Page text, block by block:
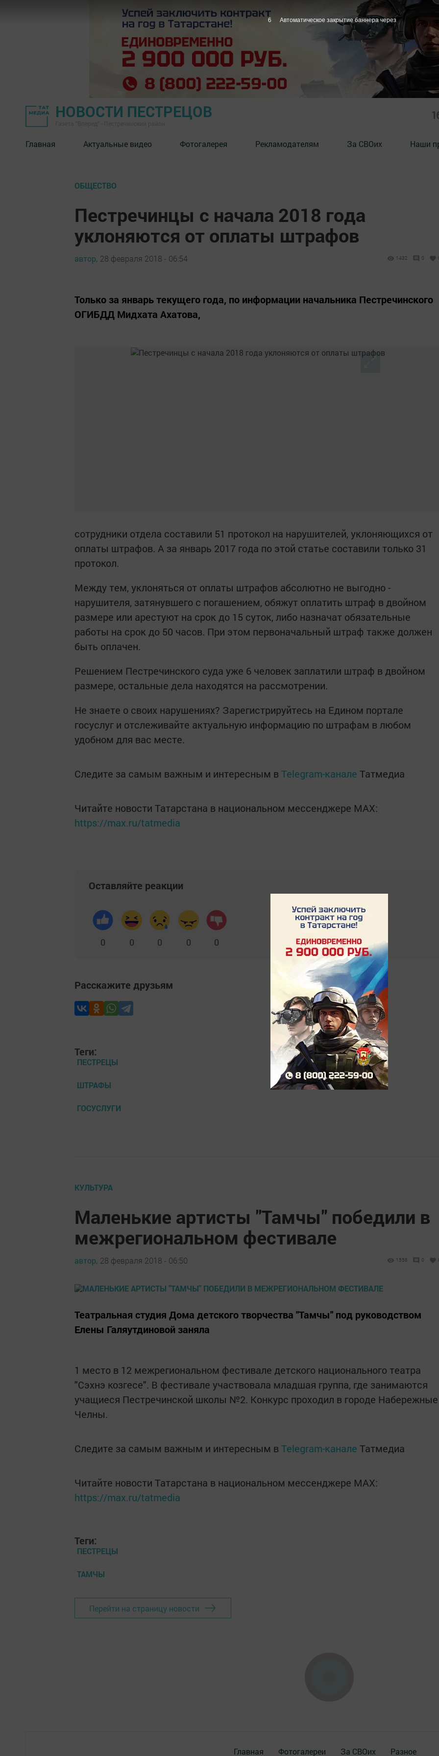
НОВОСТИ ПЕСТРЕЦОВ
Главная Актуальные видео Фотогалерея Рекламодателям За СВОих Наши
ОБЩЕСТВО
Пестречинцы с начала 2018 года
уклоняются от оплаты штрафов
автор, 28 февраля 2018 - 06:54 1432 0
Только за январь текущего года, по информации начальника Пестречинского
ОГИБДД Мидхата Ахатова,
сотрудники отдела составили 51 протокол на нарушителей, уклоняющихся от
оплаты штрафов. А за январь 2017 года по этой статье составили только 31
протокол.
Между тем, уклоняться от оплаты штрафов абсолютно не выгодно -
нарушителя, затянувшего с погашением, обяжут оплатить штраф в двойном
размере или арестуют на срок до 15 суток, либо назначат обязательные
работы на срок до 50 часов. При этом первоначальный штраф также должен
быть оплачен.
Решением Пестречинского суда уже 6 человек заплатили штраф в двойном
размере, остальные дела находятся на рассмотрении.
Не знаете о своих нарушениях? Зарегистрируйтесь на Едином портале
госуслуг и отслеживайте актуальную информацию по штрафам в любом
удобном для вас месте.
Следите за самым важным и интересным в Telegram-канале Татмедиа
Читайте новости Татарстана в национальном мессенджере MАХ:
https://max.ru/tatmedia
Оставляйте реакции
0 0 0 0 0
Расскажите друзьям
Теги:
ПЕСТРЕЦЫ
ШТРАФЫ
ГОСУСЛУГИ
КУЛЬТУРА
Маленькие артисты "Тамчы" победили в
межрегиональном фестивале
автор, 28 февраля 2018 - 06:50 1558 0
Театральная студия Дома детского творчества "Тамчы" под руководством
Елены Галяутдиновой заняла
1 место в 12 межрегиональном фестивале детского национального театра
"Сэхнэ козгесе". В фестивале участвовала младшая группа, где занимаются
учащиеся Пестречинской школы №2. Конкурс проходил в городе Набережные
Челны.
Следите за самым важным и интересным в Telegram-канале Татмедиа
Читайте новости Татарстана в национальном мессенджере MАХ:
https://max.ru/tatmedia
Теги:
ПЕСТРЕЦЫ
ТАМЧЫ
Перейти на страницу новости
Главная Фотогалереи За СВОих Разное
5 Автоматическое закрытие баннера через